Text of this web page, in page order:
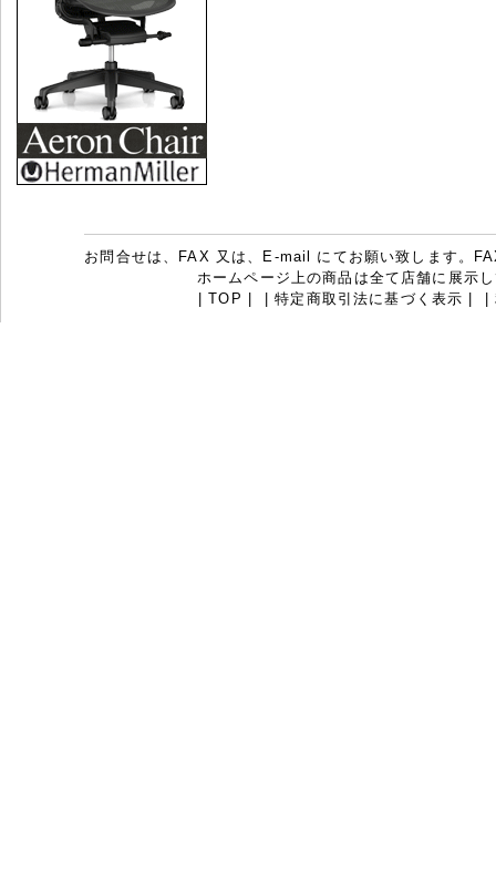
お問合せは、FAX 又は、E-mail にてお願い致します。
ホームページ上の商品は全て店舗に展示
|TOP |特定商取引法に基づく表示 |